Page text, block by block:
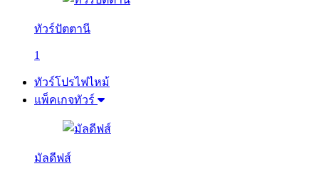
ทัวร์ปัตตานี
1
ทัวร์โปรไฟไหม้
แพ็คเกจทัวร์
มัลดีฟส์